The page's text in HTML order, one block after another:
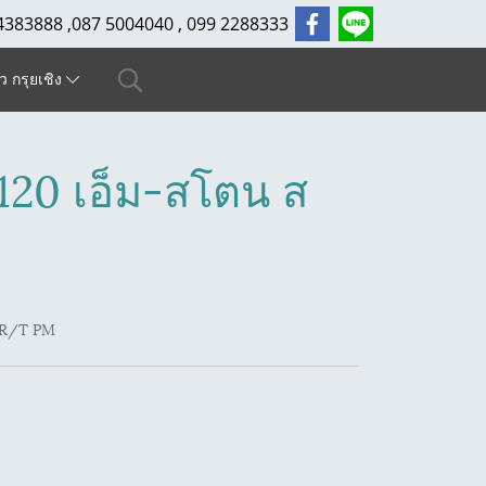
,087 5004040 , 099 2288333
กรุยเชิง
เอ็ม-สโตน ส
T PM